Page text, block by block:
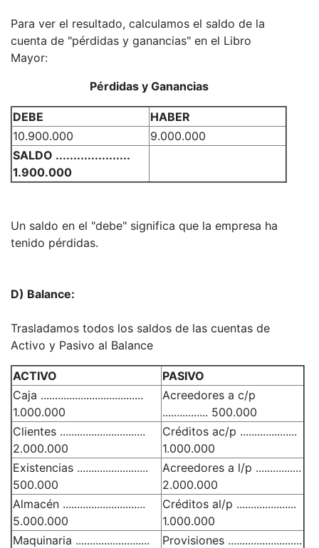
Para ver el resultado, calculamos el saldo de la
cuenta de "pérdidas y ganancias" en el Libro
Mayor:
Pérdidas y Ganancias
DEBE
HABER
10.900.000
9.000.000
SALDO .....................
1.900.000
Un saldo en el "debe" significa que la empresa ha
tenido pérdidas.
D) Balance:
Trasladamos todos los saldos de las cuentas de
Activo y Pasivo al Balance
ACTIVO
PASIVO
Caja ....................................
1.000.000
Acreedores a c/p
................ 500.000
Clientes ..............................
2.000.000
Créditos ac/p ....................
1.000.000
Existencias .........................
500.000
Acreedores a l/p ................
2.000.000
Almacén .............................
5.000.000
Créditos al/p .....................
1.000.000
Maquinaria ..........................
Provisiones ..........................